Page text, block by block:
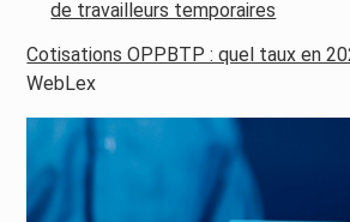
de travailleurs temporaires
Cotisations OPPBTP : quel taux en
WebLex